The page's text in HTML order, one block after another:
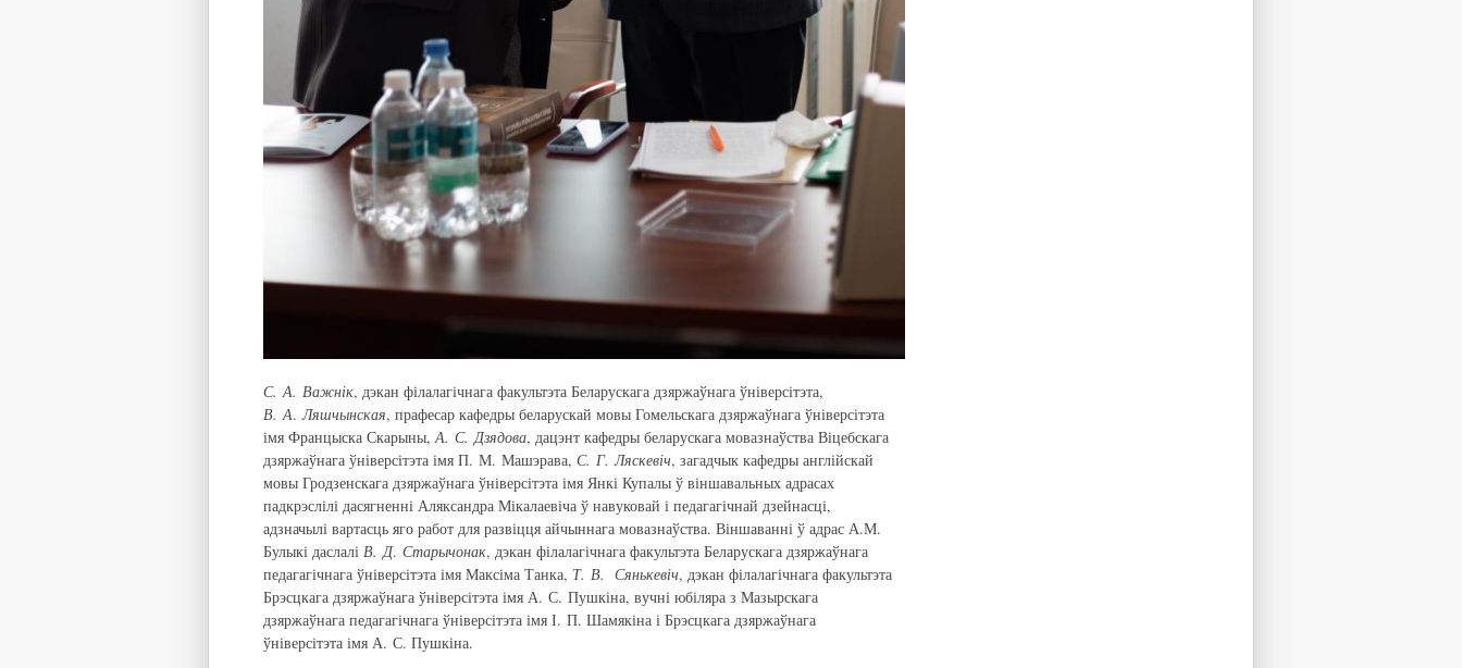
С. А. Важнік, дэкан філалагічнага факультэта Беларускага дзяржаўнага ўніверсітэта,
В. А.Ляшчынская, прафесар кафедры беларускай мовы Гомельскага дзяржаўнага ўніверсітэта
імя Францыска Скарыны,А. С. Дзядова, дацэнт кафедры беларускага мовазнаўства Віцебскага
дзяржаўнага ўніверсітэта імя П. М. Машэрава, С. Г. Ляскевіч, загадчык кафедры англійскай
мовы Гродзенскага дзяржаўнага ўніверсітэта імя Янкі Купалы ў віншавальных адрасах
падкрэслілі дасягненні Аляксандра Мікалаевіча ў навуковай і педагагічнай дзейнасці,
адзначылі вартасць яго работ для развіцця айчыннага мовазнаўства. Віншаванні ў адрас А.М.
Булыкі даслалі В. Д. Старычонак, дэкан філалагічнага факультэта Беларускага дзяржаўнага
педагагічнага ўніверсітэта імя Максіма Танка, Т. В. Сянькевіч, дэкан філалагічнага факультэта
Брэсцкага дзяржаўнага ўніверсітэта імя А. С. Пушкіна, вучні юбіляра з Мазырскага
дзяржаўнага педагагічнага ўніверсітэта імя І. П. Шамякіна і Брэсцкага дзяржаўнага
ўніверсітэта імя А. С. Пушкіна.